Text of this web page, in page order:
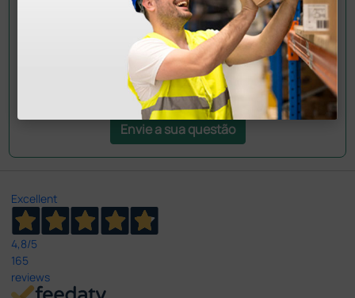
Envie a sua questão
Excellent
4,8/5
165
reviews